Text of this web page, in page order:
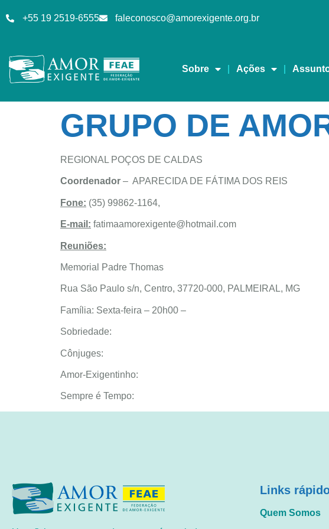
+55 19 2519-6555 faleconosco@amorexigente.org.br
Sobre Ações
GRUPO DE
REGIONAL POÇOS DE CALDAS
Coordenador – APARECIDA DE FÁTIMA DOS REIS
Fone: (35) 99862-1164,
E-mail: fatimaamorexigente@hotmail.com
Reuniões:
Memorial Padre Thomas
Rua São Paulo s/n, Centro, 37720-000, PALMEIRAL, MG
Família: Sexta-feira – 20h00 –
Sobriedade:
Cônjuges:
Amor-Exigentinho:
Sempre é Tempo:
Links
Quem Somos